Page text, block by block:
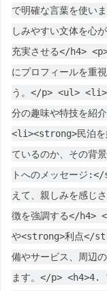
で明確な言葉を使い
しみやすい文体を心
充実させる</h4>
にプロフィールを重
う。</p> <ul>
分の趣味や特技を紹
<li><strong>民泊を
ているのか、その
トへのメッセージ
えて、親しみを感
徴を強調する</h4>
や<strong>利点</
備やサービス、周辺
ます。</p> <h4>4.